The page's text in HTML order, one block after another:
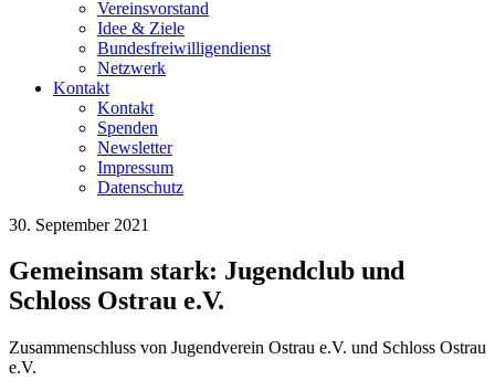
Vereinsvorstand
Idee & Ziele
Bundesfreiwilligendienst
Netzwerk
Kontakt
Kontakt
Spenden
Newsletter
Impressum
Datenschutz
30. September 2021
Gemeinsam stark: Jugendclub und
Schloss Ostrau e.V.
Zusammenschluss von Jugendverein Ostrau e.V. und Schloss Ostrau
e.V.